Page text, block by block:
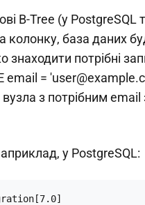
B-Tree (у PostgreSQL
база даних
потрібні
email =
з потрібним email
у PostgreSQL: